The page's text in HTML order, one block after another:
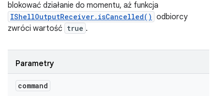
blokować działanie do momentu, aż funkcja
IShellOutputReceiver.isCancelled() odbiorcy
zwróci wartość true .
Parametry
command